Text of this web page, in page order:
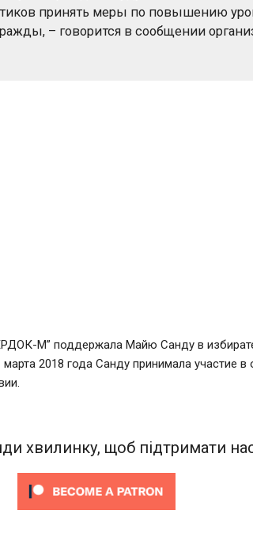
принять меры по повышению
– говорится в сообщении
М” поддержала Майю Санду в
2018 года Санду принимала участие в
хвилинку, щоб підтримати